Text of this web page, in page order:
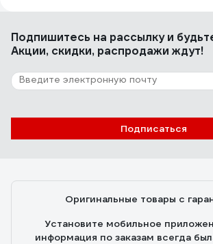
251 отзыв
Отзыв о люстре RITTER ROLO с ДУ
52360 4
Александр Ю.
Подпишитесь на рассылкуи
Акции, скидки, распродажи ждут!
Подписаться
Оригинальные товары с
Установите мобильное
информация по заказам всегда